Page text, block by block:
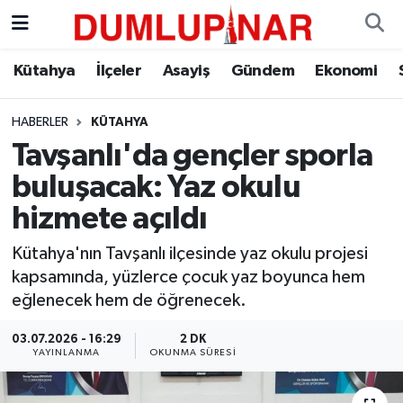
Kütahya İlçeler Asayiş Gündem Ekonomi
HABERLER KÜTAHYA
Tavşanlı'da gençler sporla
buluşacak: Yaz okulu
hizmete açıldı
Kütahya'nın Tavşanlı ilçesinde yaz okulu projesi
kapsamında, yüzlerce çocuk yaz boyunca hem
eğlenecek hem de öğrenecek.
03.07.2026 - 16:29
YAYINLANMA
2 DK
OKUNMA SÜRESI
Asayiş
Diğer
Dünya
Eğitim
Ekonomi
Eleman
Emlak
Gündem
Kütahya Hava Durumu
Kütahya Trafik Yoğunluk Haritası
Süper Lig Puan Durumu ve Fikstür
Tüm Manşetler
Son Dakika Haberleri
Haber Arşivi